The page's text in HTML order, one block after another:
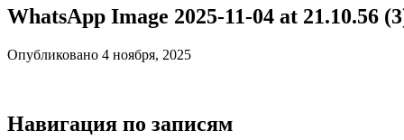
WhatsApp Image 2025-11-04 at 21.10.56
Опубликовано 4 ноября, 2025
Навигация по записям